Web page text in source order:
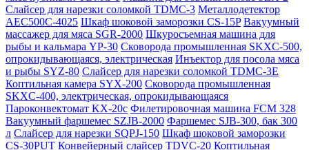
Слайсер для нарезки соломкой TDMC-3 Металлодетектор
AEC500C-4025 Шкаф шоковой заморозки CS-15P Вакуумный
массажер для мяса SGR-2000 Шкуросъемная машина для
рыбы и кальмара YP-30 Сковорода промышленная SKXC-500,
опрокидывающаяся, электрическая Инъектор для посола мяса
и рыбы SYZ-80 Слайсер для нарезки соломкой TDMC-3E
Коптильная камера SYX-200 Сковорода промышленная
SKXC-400, электрическая, опрокидывающаяся
Пароконвектомат KX-20c Филетировочная машина FCM 328
Вакуумный фаршемес SZJB-2000 Фаршемес SJB-300, бак 300
л Слайсер для нарезки SQPJ-150 Шкаф шоковой заморозки
CS-30PUT Конвейерный слайсер TDVC-20 Коптильная